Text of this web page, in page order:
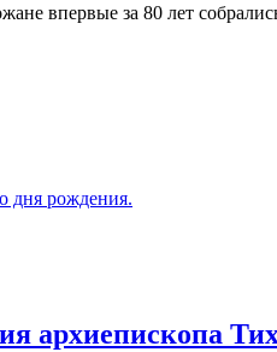
впервые за 80 лет
дня рождения.
архиепископа